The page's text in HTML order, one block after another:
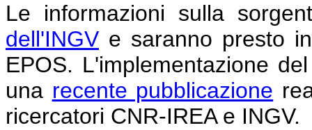
Le informazioni sulla
dell'INGV e saranno presto
EPOS. L'implementazione
una recente pubblicazione
ricercatori CNR-IREA e INGV.